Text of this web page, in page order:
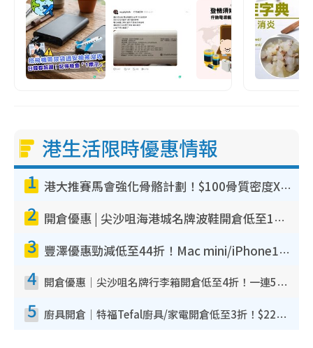
港生活限時優惠情報
1 港大推賽馬會強化骨骼計劃！$100骨質密度X光檢查 完成免費運動訓練送超市禮券！附參加資格
2 開倉優惠 | 尖沙咀海港城名牌波鞋開倉低至1折！On鞋$899起／Joy&Peace鞋履$98起
3 豐澤優惠勁減低至44折！Mac mini/iPhone17Pro大減價！廚房家電$220起
4 開倉優惠｜尖沙咀名牌行李箱開倉低至4折！一連5日 American Tourister/ace./Hallmark $200起！
5 廚具開倉｜特福Tefal廚具/家電開倉低至3折！$220起買平底鍋/炒鑊/湯煲！電飯煲/吸塵機/燙斗$418起